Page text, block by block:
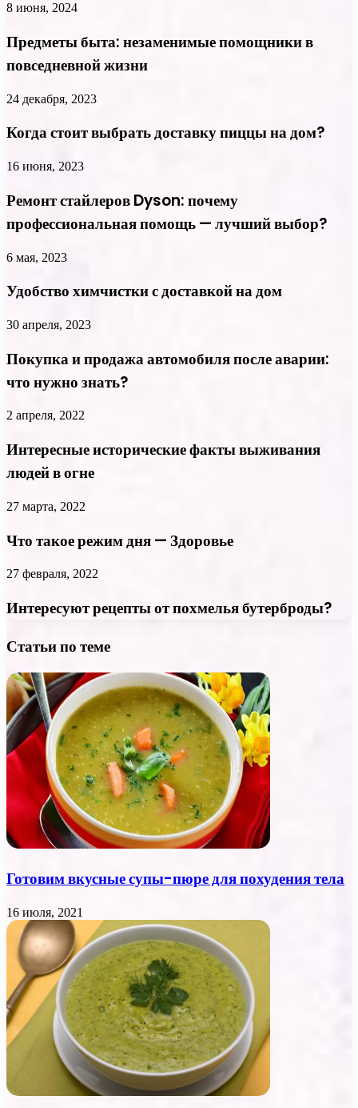
8 июня, 2024
Предметы быта: незаменимые помощники в
повседневной жизни
24 декабря, 2023
Когда стоит выбрать доставку пиццы на дом?
16 июня, 2023
Ремонт стайлеров Dyson: почему
профессиональная помощь — лучший выбор?
6 мая, 2023
Удобство химчистки с доставкой на дом
30 апреля, 2023
Покупка и продажа автомобиля после аварии:
что нужно знать?
2 апреля, 2022
Интересные исторические факты выживания
людей в огне
27 марта, 2022
Что такое режим дня — Здоровье
27 февраля, 2022
Интересуют рецепты от похмелья бутерброды?
Статьи по теме
Готовим вкусные супы-пюре для похудения тела
16 июля, 2021